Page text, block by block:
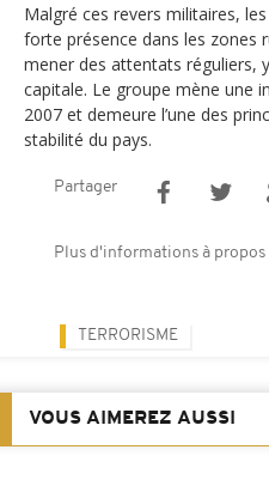
Malgré ces revers militaires,
forte présence dans les zones
mener des attentats réguliers,
capitale. Le groupe mène une
2007 et demeure l’une des
stabilité du pays.
Partager
Plus d'informations à propos
TERRORISME
VOUS AIMEREZ AUSSI